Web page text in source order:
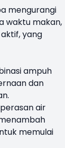
mengurangi
waktu makan,
yang
ampuh
dan
air
memulai